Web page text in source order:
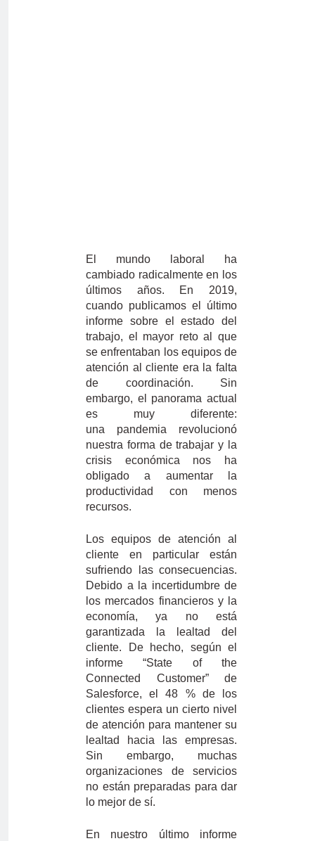
El mundo laboral ha
cambiado radicalmente en los
últimos años. En 2019,
cuando publicamos el último
informe sobre el estado del
trabajo, el mayor reto al que
se enfrentaban los equipos de
atención al cliente era la falta
de coordinación. Sin
embargo, el panorama actual
es muy diferente:
una pandemia revolucionó
nuestra forma de trabajar y la
crisis económica nos ha
obligado a aumentar la
productividad con menos
recursos.
Los equipos de atención al
cliente en particular están
sufriendo las consecuencias.
Debido a la incertidumbre de
los mercados financieros y la
economía, ya no está
garantizada la lealtad del
cliente. De hecho, según el
informe “State of the
Connected Customer” de
Salesforce, el 48 % de los
clientes espera un cierto nivel
de atención para mantener su
lealtad hacia las empresas.
Sin embargo, muchas
organizaciones de servicios
no están preparadas para dar
lo mejor de sí.
En nuestro último informe